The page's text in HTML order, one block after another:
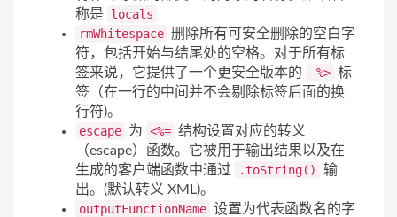
称是
locals
rmWhitespace 删除所有可安全删除的空白字
符，包括开始与结尾处的空格。对于所有标
签来说，它提供了一个更安全版本的
-%> 标
签（在一行的中间并不会剔除标签后面的换
行符)。
escape 为 <%= 结构设置对应的转义
（escape）函数。它被用于输出结果以及在
生成的客户端函数中通过
.toString()
输
出。(默认转义 XML)。
outputFunctionName 设置为代表函数名的字